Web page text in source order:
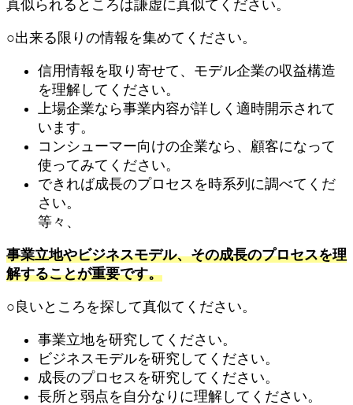
真似られるところは謙虚に真似てください。
○出来る限りの情報を集めてください。
信用情報を取り寄せて、モデル企業の収益構造
を理解してください。
上場企業なら事業内容が詳しく適時開示されて
います。
コンシューマー向けの企業なら、顧客になって
使ってみてください。
できれば成長のプロセスを時系列に調べてくだ
さい。
等々、
事業立地やビジネスモデル、その成長のプロセスを理
解することが重要です。
○良いところを探して真似てください。
事業立地を研究してください。
ビジネスモデルを研究してください。
成長のプロセスを研究してください。
長所と弱点を自分なりに理解してください。